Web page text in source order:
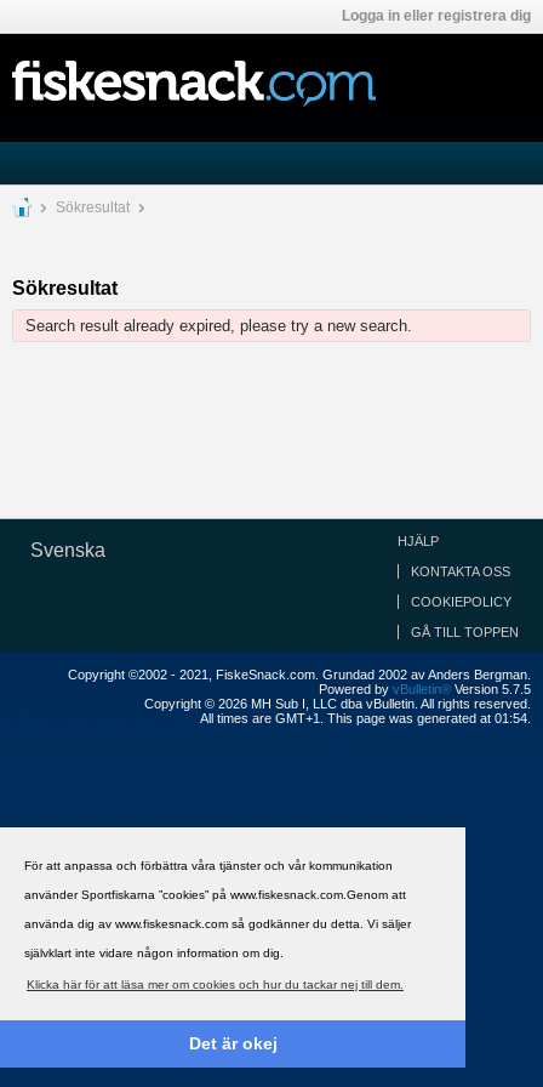
För att anpassa och förbättra våra tjänster och vår kommunikation
använder Sportfiskarna ”cookies” på www.fiskesnack.com.Genom att
använda dig av www.fiskesnack.com så godkänner du detta. Vi säljer
självklart inte vidare någon information om dig.
Klicka här för att läsa mer om cookies och hur du tackar nej till dem.
Det är okej
Logga in eller registrera dig
Sökresultat
Sökresultat
Search result already expired, please try a new search.
Svenska HJÄLP
KONTAKTA OSS
COOKIEPOLICY
GÅ TILL TOPPEN
Copyright ©2002 - 2021, FiskeSnack.com. Grundad 2002 av Anders Bergman.
Powered by vBulletin® Version 5.7.5
Copyright © 2026 MH Sub I, LLC dba vBulletin. All rights reserved.
All times are GMT+1. This page was generated at 01:54.